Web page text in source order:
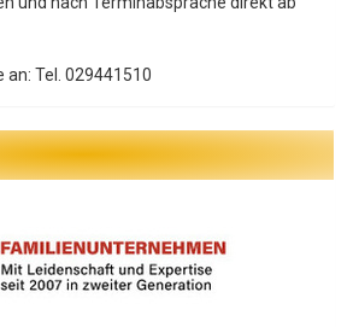
an: Tel. 029441510